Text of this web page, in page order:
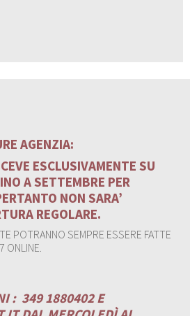
AGENZIA:
ESCLUSIVAMENTE SU
A SETTEMBRE PER
NON SARA’
REGOLARE.
POTRANNO SEMPRE ESSERE FATTE
ONLINE.
: 349 1880402 E